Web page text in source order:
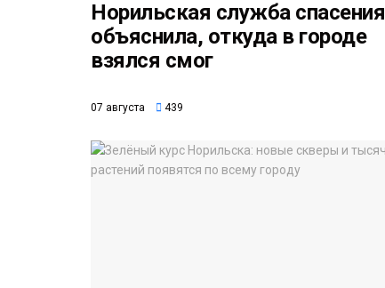
Норильская служба спасения
объяснила, откуда в городе
взялся смог
07 августа 439